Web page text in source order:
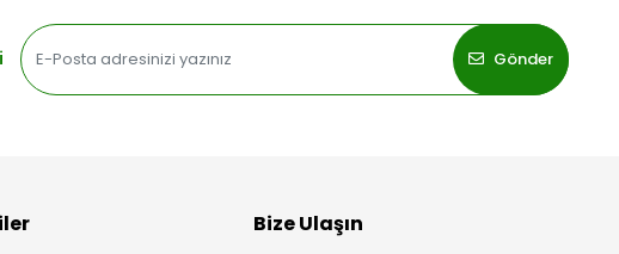
Gönder
Bize Ulaşın